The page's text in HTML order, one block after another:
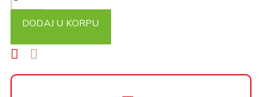
DODAJ U KORPU